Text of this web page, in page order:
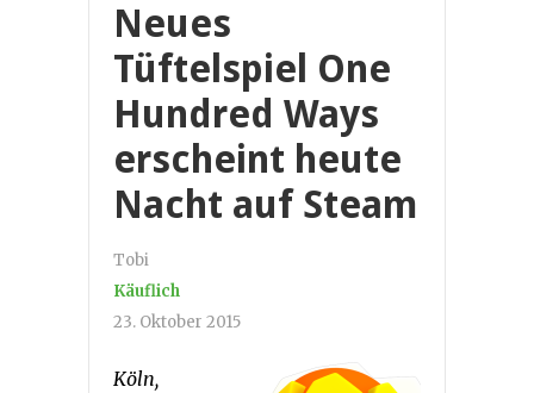
Neues
Tüftelspiel One
Hundred Ways
erscheint heute
Nacht auf Steam
Tobi
Käuflich
23. Oktober 2015
Köln,